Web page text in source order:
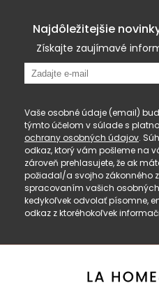
Najdôležitejšie
Získajte zaujímavé
Vaše osobné údaje (email)
týmto účelom v súlade s
ochrany osobných údajov.
odkaz, ktorý vám pošleme na
zároveň prehlasujete, že ak
požiadal/a svojho zákonného
spracovaním vašich
kedykoľvek odvolať písomne,
odkaz z ktoréhokoľvek